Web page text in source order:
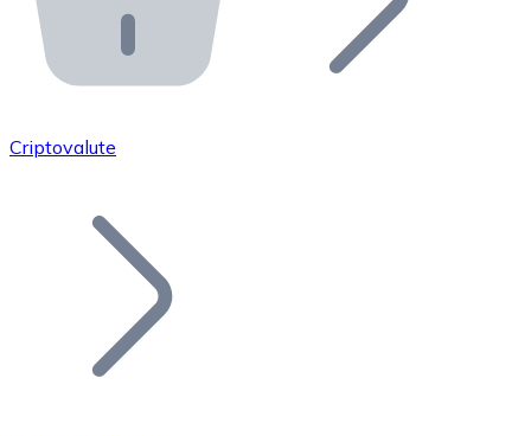
API Bitnovo
Integra la nostra API nel tuo ecosistema.
Unisciti alla nostra rete di rivenditori e
Aggiungi il token del tuo progetto al nostro servizio di
Criptovalute